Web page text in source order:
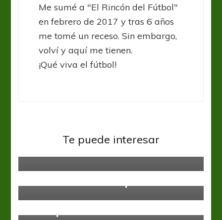
Me sumé a "El Rincón del Fútbol"
en febrero de 2017 y tras 6 años
me tomé un receso. Sin embargo,
volví y aquí me tienen.
¡Qué viva el fútbol!
Te puede interesar
Sin categoría